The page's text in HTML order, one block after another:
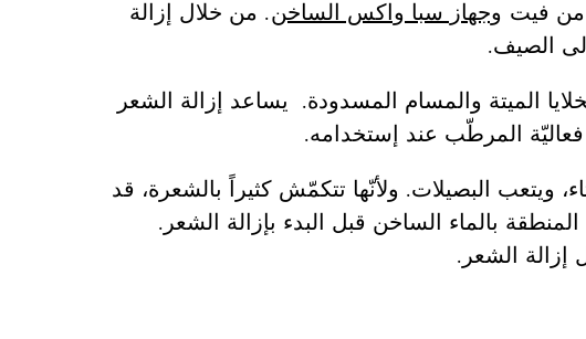
من فيت وجهاز سبا واكس الساخن. من خلال إزالة
الصيف.
الميتة والمسام المسدودة. يساعد إزالة الشعر
المرطّب عند إستخدامه.
البصيلات. ولأنّها تتكمّش كثيراً بالشعرة، قد
بالماء الساخن قبل البدء بإزالة الشعر.
الشعر.